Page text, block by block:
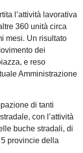
l’attività lavorativa
360 unità circa
mesi. Un risultato
dei
e reso
Amministrazione
di tanti
con l’attività
buche stradali, di
provincie della